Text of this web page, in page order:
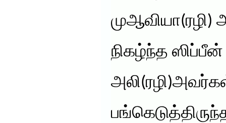
முஆவியா(ரழி)
நிகழ்ந்த ஸிப்பீன்